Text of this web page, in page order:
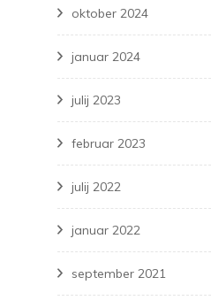
oktober 2024
januar 2024
julij 2023
februar 2023
julij 2022
januar 2022
september 2021